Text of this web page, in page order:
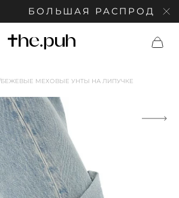
БОЛЬШАЯ РАСПРОДАЖА:
БЕЖЕВЫЕ МЕХОВЫЕ УНТЫ НА ЛИПУЧКЕ